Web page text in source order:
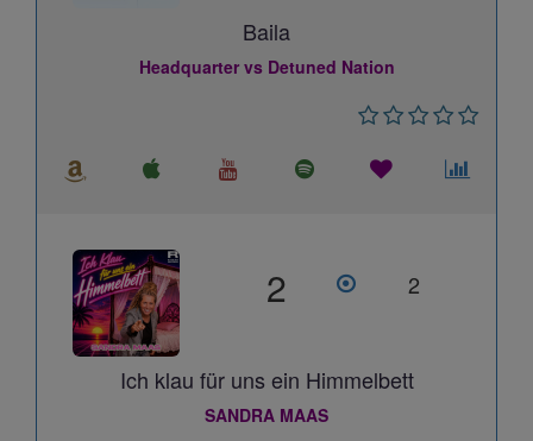
Baila
Headquarter vs Detuned Nation
2 2
Ich klau für uns ein Himmelbett
SANDRA MAAS